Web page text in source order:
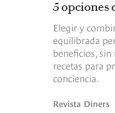
5 opciones
Elegir y
equilibrada
beneficios, sin
recetas para
conciencia.
Revista Diners